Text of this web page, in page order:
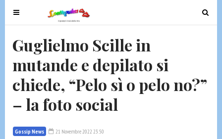
T
o
g
e
n
v
g
T
o
n
Guglielmo Scille in
mutande e depilato si
chiede, “Pelo sì o pelo no?”
– la foto social
Gossip News 21 Novembre 2022 23:50